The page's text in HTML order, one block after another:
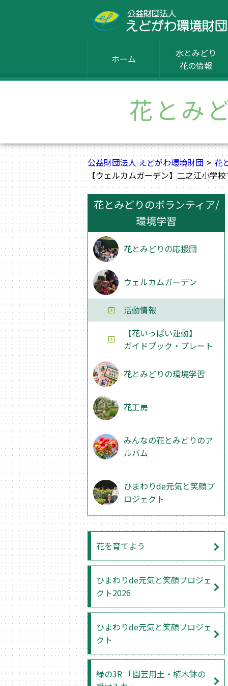
ホーム
水とみどり
花の情報
花とみ
公益財団法人 えどがわ環境財団 花
【ウェルカムガーデン】二之江小学
花とみどりのボランティア/
環境学習
花とみどりの応援団
ウェルカムガーデン
活動情報
【花いっぱい運動】
ガイドブック・プレート
花とみどりの環境学習
花工房
みんなの花とみどりのア
ルバム
ひまわりde元気と笑顔プ
ロジェクト
花を育てよう
ひまわりde元気と笑顔プロジェ
クト2026
ひまわりde元気と笑顔プロジェ
クト
緑の3R 「園芸用土・植木鉢の